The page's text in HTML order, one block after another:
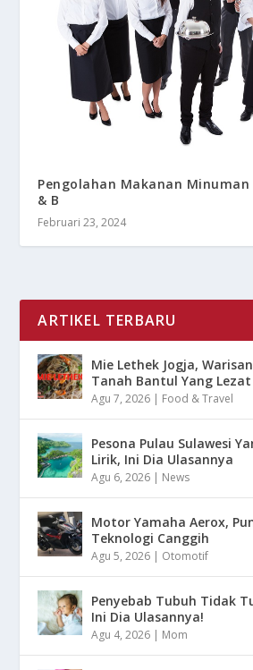
Pengolahan Makanan Minuman
& B
Februari 23, 2024
ARTIKEL TERBARU
Mie Lethek Jogja,
Tanah Bantul Yang Lezat
Agu 7, 2026 | Food & Travel
Pesona Pulau Sulawesi
Lirik, Ini Dia Ulasannya
Agu 6, 2026 | News
Motor Yamaha Aerox,
Teknologi Canggih
Agu 5, 2026 | Otomotif
Penyebab Tubuh Tidak
Ini Dia Ulasannya!
Agu 4, 2026 | Mom